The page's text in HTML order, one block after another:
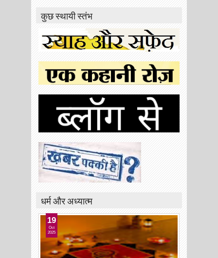
कुछ स्थायी स्तंभ
धर्म और अध्यात्म
19
Oct
2025